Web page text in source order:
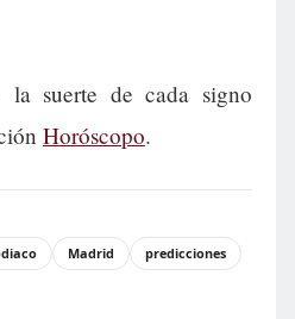
suerte de cada signo
Horóscopo.
Madrid
predicciones